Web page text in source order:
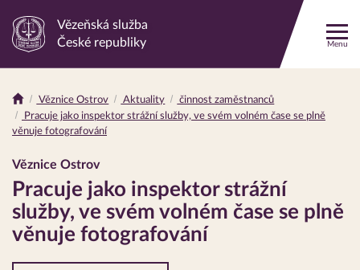
Odkaz
stránku
Vězeňská služba
České republiky
Menu
Drobečková
navigace
Věznice Ostrov Aktuality
činnost zaměstnanců
Pracuje jako inspektor strážní služby, ve svém volném čase se plně
věnuje fotografování
Věznice Ostrov
Pracuje jako inspektor strážní
služby, ve svém volném čase se plně
věnuje fotografování